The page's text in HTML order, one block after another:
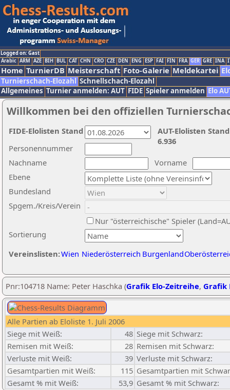
Logged on: Gast
Arabic ARM AZE BIH BUL CAT CHN CRO CZE DEN ENG ESP FAI FIN FRA GER GRE INA
Home TurnierDB Meisterschaft Foto-Galerie Meldekartei
Turnierschach-Elozahl Schnellschach-Elozahl
Allgemeines Turnier anmelden: AUT FIDE Spieler anmelden Elo
Willkommen bei den offiziellen
Nachname
Vorname
Ebene
Sortierung
Personennummer
Bundesland
Spgem./Kreis/Verein
Nur "österreichische" Spieler
Vereinslisten:Wien Niederösterreich Burgenland
AUT-Elolisten
6.936
FIDE-Elolisten Stand
Pnr:104718 Name: Peter Haschka (Grafik Elo-Zeitreihe, Grafik
Alle Partien ab Eloliste 1. Juli 2006
Siege mit Weiß:
48 Siege mit Schwarz:
Remisen mit Weiß:
28 Remisen mit Schwarz:
Verluste mit Weiß:
39 Verluste mit Schwarz:
Gesamtpartien mit Weiß:
115 Gesamtpartien mit
Gesamt % mit Weiß:
53,9 Gesamt % mit Schwarz: